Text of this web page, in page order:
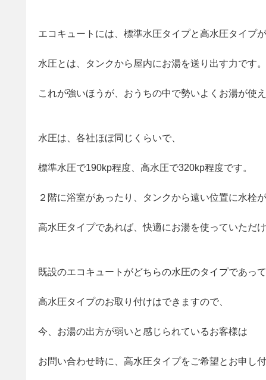
エコキュートには、標準水圧タイプと高水圧タイプが
水圧とは、タンクから屋内にお湯を送り出す力です。
これが強いほうが、おうちの中で勢いよくお湯が使え
水圧は、各社ほぼ同じくらいで、
標準水圧で190kp程度、高水圧で320kp程度です。
２階に浴室があったり、タンクから遠い位置に水栓
高水圧タイプであれば、快適にお湯を使っていただけ
既設のエコキュートがどちらの水圧のタイプであっ
高水圧タイプのお取り付けはできますので、
今、お湯の出方が弱いと感じられているお客様は
お問い合わせ時に、高水圧タイプをご希望とお申し付